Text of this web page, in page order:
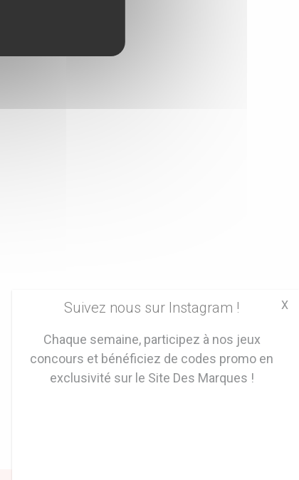
Suivez nous sur Instagram !
Chaque semaine, participez à nos jeux
concours et bénéficiez de codes promo en
exclusivité sur le Site Des Marques !
X